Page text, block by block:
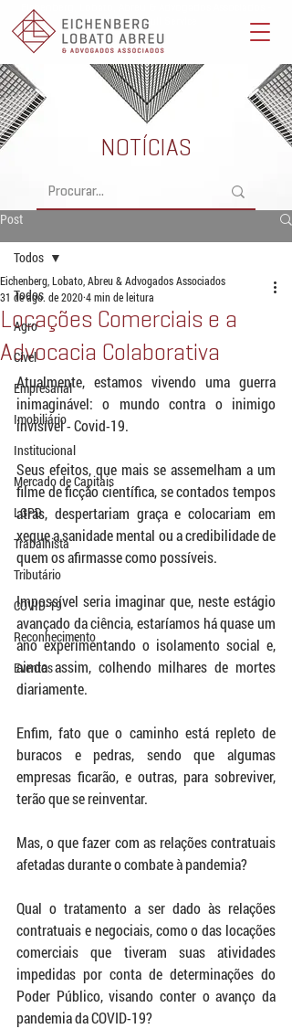
Eichenberg, Lobato, Abreu & Advogados Associados -
Advocacia Full Service
Post
Todos
Agro
Cível
Empresarial
Imobiliário
Institucional
Mercado de Capitais
LGPD
Trabalhista
Tributário
COVID-19
Reconhecimento
Eventos
Todos
Locações Comerciais e a
Advocacia Colaborativa
Eichenberg, Lobato, Abreu & Advogados Associados
31 de ago. de 20204 min de leitura
Atualmente, estamos vivendo uma guerra
inimaginável: o mundo contra o inimigo
invisível - Covid-19.
Seus efeitos, que mais se assemelham a um
filme de ficção científica, se contados tempos
atrás, despertariam graça e colocariam em
xeque a sanidade mental ou a credibilidade de
quem os afirmasse como possíveis.
Impossível seria imaginar que, neste estágio
avançado da ciência, estaríamos há quase um
ano experimentando o isolamento social e,
ainda assim, colhendo milhares de mortes
diariamente.
Enfim, fato que o caminho está repleto de
buracos e pedras, sendo que algumas
empresas ficarão, e outras, para sobreviver,
terão que se reinventar.
Mas, o que fazer com as relações contratuais
afetadas durante o combate à pandemia?
Qual o tratamento a ser dado às relações
contratuais e negociais, como o das locações
comerciais que tiveram suas atividades
impedidas por conta de determinações do
Poder Público, visando conter o avanço da
pandemia da COVID-19?
NOTÍCIAS